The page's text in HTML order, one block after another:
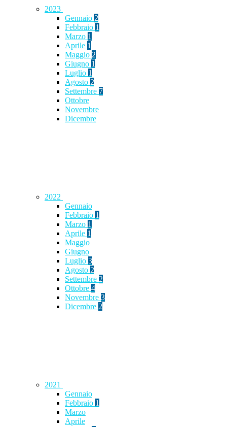
2023
Gennaio 2
Febbraio 1
Marzo 1
Aprile 1
Maggio 2
Giugno 1
Luglio 1
Agosto 2
Settembre 7
Ottobre
Novembre
Dicembre
2022
Gennaio
Febbraio 1
Marzo 1
Aprile 1
Maggio
Giugno
Luglio 3
Agosto 2
Settembre 2
Ottobre 4
Novembre 3
Dicembre 2
2021
Gennaio
Febbraio 1
Marzo
Aprile